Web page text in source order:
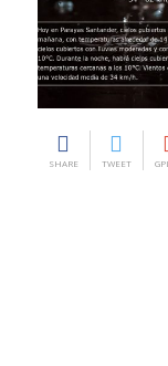
SHARE TWEET